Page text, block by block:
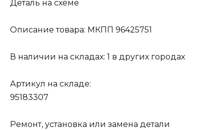
Деталь на схеме
Описание товара: МКПП 96425751
В наличии на складах: 1 в других городах
Артикул на складе:
95183307
Ремонт, установка или замена детали